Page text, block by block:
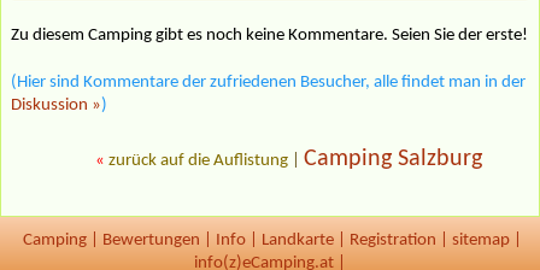
Zu diesem Camping gibt es noch keine Kommentare. Seien Sie der erste!
(Hier sind Kommentare der zufriedenen Besucher, alle findet man in der
Diskussion »)
« zurück auf die Auflistung Camping Salzburg
Camping Bewertungen Info Landkarte Registration sitemap
info(z)eCamping.at |